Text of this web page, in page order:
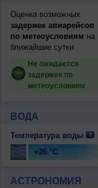
Оценка возможных
задержек авиарейсов
по метеоусловиям на
ближайшие сутки
Не ожидается
задержек по
метеоусловиям
ВОДА
Температура воды
+26 °C
АСТРОНОМИЯ